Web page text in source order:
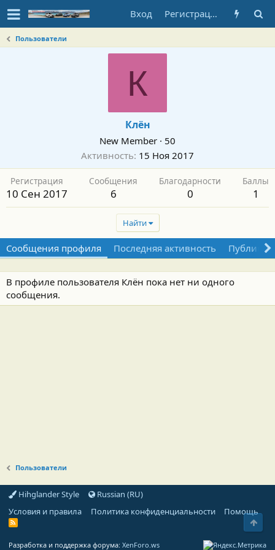
Вход Регистрация
Пользователи
К
Клён
New Member · 50
Активность 15 Ноя 2017
Регистрация
10 Сен 2017
Сообщения
6
Благодарности
0
Баллы
1
Найти
Сообщения профиля Последняя активность
В профиле пользователя Клён пока нет ни одного
сообщения.
Пользователи
Hihglander Style
Russian (RU)
Условия и правила
Политика конфиденциальности Помощь
R
Разработка и поддержка форума: XenForo.ws